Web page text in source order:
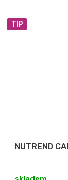
TIP
NUTREND